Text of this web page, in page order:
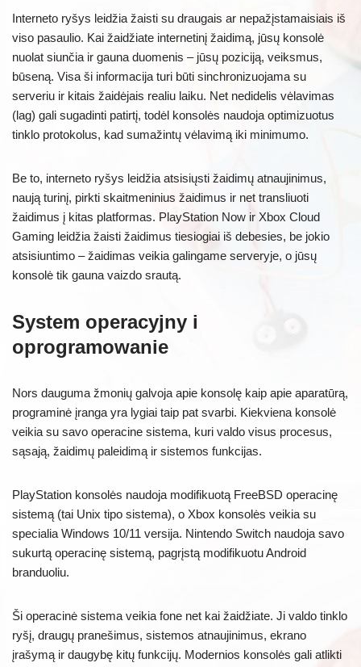
Interneto ryšys leidžia žaisti su draugais ar nepažįstamaisiais iš
viso pasaulio. Kai žaidžiate internetinį žaidimą, jūsų konsolė
nuolat siunčia ir gauna duomenis – jūsų poziciją, veiksmus,
būseną. Visa ši informacija turi būti sinchronizuojama su
serveriu ir kitais žaidėjais realiu laiku. Net nedidelis vėlavimas
(lag) gali sugadinti patirtį, todėl konsolės naudoja optimizuotus
tinklo protokolus, kad sumažintų vėlavimą iki minimumo.
Be to, interneto ryšys leidžia atsisiųsti žaidimų atnaujinimus,
naują turinį, pirkti skaitmeninius žaidimus ir net transliuoti
žaidimus į kitas platformas. PlayStation Now ir Xbox Cloud
Gaming leidžia žaisti žaidimus tiesiogiai iš debesies, be jokio
atsisiuntimo – žaidimas veikia galingame serveryje, o jūsų
konsolė tik gauna vaizdo srautą.
System operacyjny i
oprogramowanie
Nors dauguma žmonių galvoja apie konsolę kaip apie aparatūrą,
programinė įranga yra lygiai taip pat svarbi. Kiekviena konsolė
veikia su savo operacine sistema, kuri valdo visus procesus,
sąsają, žaidimų paleidimą ir sistemos funkcijas.
PlayStation konsolės naudoja modifikuotą FreeBSD operacinę
sistemą (tai Unix tipo sistema), o Xbox konsolės veikia su
specialia Windows 10/11 versija. Nintendo Switch naudoja savo
sukurtą operacinę sistemą, pagrįstą modifikuotu Android
branduoliu.
Ši operacinė sistema veikia fone net kai žaidžiate. Ji valdo tinklo
ryšį, draugų pranešimus, sistemos atnaujinimus, ekrano
įrašymą ir daugybę kitų funkcijų. Modernios konsolės gali atlikti